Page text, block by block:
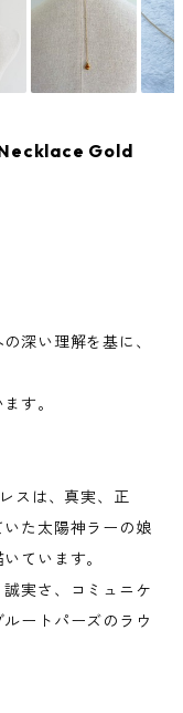
Gold
深い理解を基に、
す。
スは、真実、正
た太陽神ラーの娘
ています。
実さ、コミュニケ
ートパーズのラウ